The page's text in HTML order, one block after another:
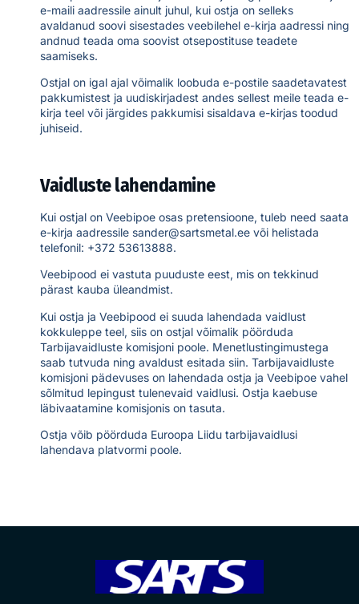
e-maili aadressile ainult juhul, kui ostja on selleks
avaldanud soovi sisestades veebilehel e-kirja aadressi ning
andnud teada oma soovist otsepostituse teadete
saamiseks.
Ostjal on igal ajal võimalik loobuda e-postile saadetavatest
pakkumistest ja uudiskirjadest andes sellest meile teada e-
kirja teel või järgides pakkumisi sisaldava e-kirjas toodud
juhiseid.
Vaidluste lahendamine
Kui ostjal on Veebipoe osas pretensioone, tuleb need saata
e-kirja aadressile sander@sartsmetal.ee või helistada
telefonil: +372 53613888.
Veebipood ei vastuta puuduste eest, mis on tekkinud
pärast kauba üleandmist.
Kui ostja ja Veebipood ei suuda lahendada vaidlust
kokkuleppe teel, siis on ostjal võimalik pöörduda
Tarbijavaidluste komisjoni poole. Menetlustingimustega
saab tutvuda ning avaldust esitada siin. Tarbijavaidluste
komisjoni pädevuses on lahendada ostja ja Veebipoe vahel
sõlmitud lepingust tulenevaid vaidlusi. Ostja kaebuse
läbivaatamine komisjonis on tasuta.
Ostja võib pöörduda Euroopa Liidu tarbijavaidlusi
lahendava platvormi poole.